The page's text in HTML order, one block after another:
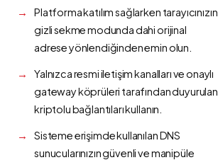
Platforma katılım sağlarken tarayıcınızın
gizli sekme modunda dahi orijinal
adrese yönlendiğinden emin olun.
Yalnızca resmi iletişim kanalları ve onaylı
gateway köprüleri tarafından duyurulan
kriptolu bağlantıları kullanın.
Sisteme erişimde kullanılan DNS
sunucularınızın güvenli ve manipüle